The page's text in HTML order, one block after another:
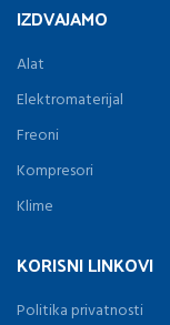
IZDVAJAMO
Alat
Elektromaterijal
Freoni
Kompresori
Klime
KORISNI LINKOVI
Politika privatnosti